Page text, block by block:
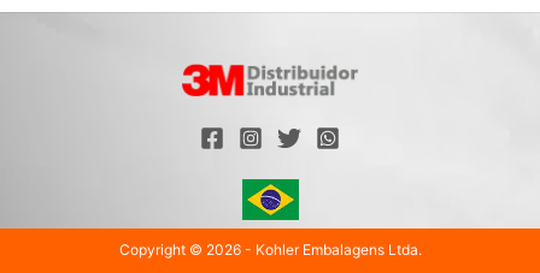
Copyright © 2026 - Kohler Embalagens Ltda.